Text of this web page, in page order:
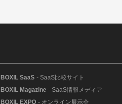
BOXIL SaaS - SaaS比較サイト
BOXIL Magazine - SaaS情報メディア
BOXIL EXPO - オンライン展示会